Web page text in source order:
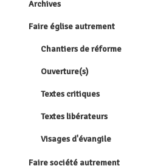
Archives
Faire église autrement
Chantiers de réforme
Ouverture(s)
Textes critiques
Textes libérateurs
Visages d'évangile
Faire société autrement